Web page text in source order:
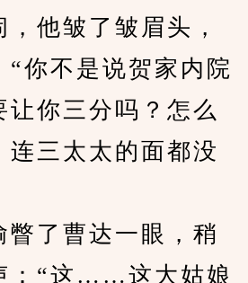
他皱了皱眉头，
“你不是说贺家内院
让你三分吗？怎么
连三太太的面都没
了曹达一眼，稍
：“这……这大姑娘